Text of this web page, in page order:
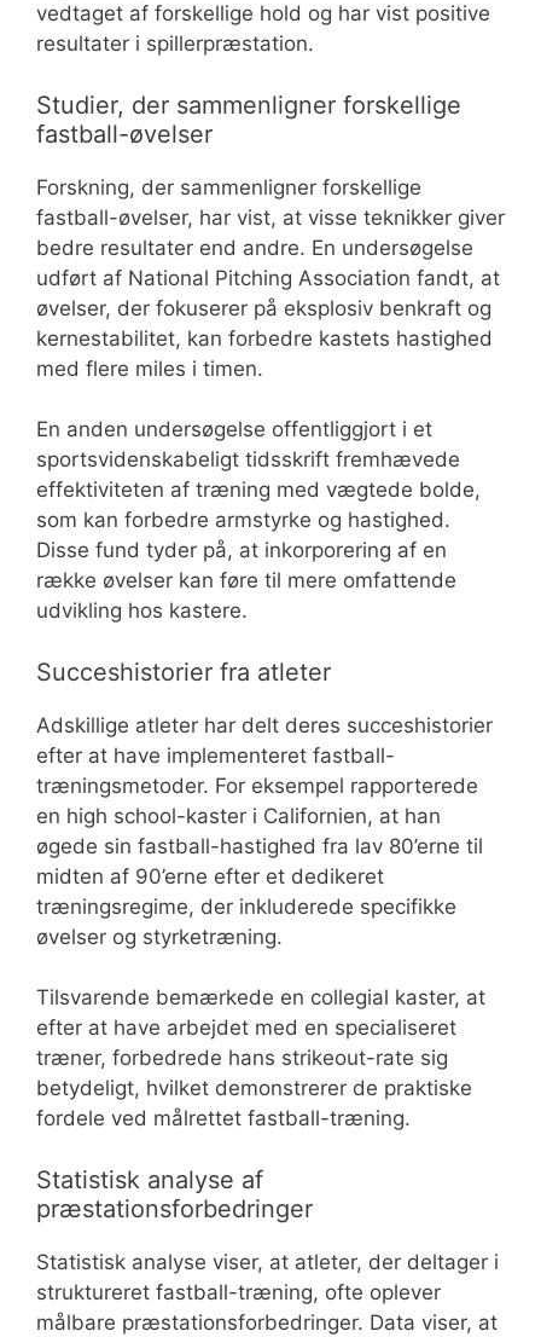
vedtaget af forskellige hold og har vist positive
resultater i spillerpræstation.
Studier, der sammenligner forskellige
fastball-øvelser
Forskning, der sammenligner forskellige
fastball-øvelser, har vist, at visse teknikker giver
bedre resultater end andre. En undersøgelse
udført af National Pitching Association fandt, at
øvelser, der fokuserer på eksplosiv benkraft og
kernestabilitet, kan forbedre kastets hastighed
med flere miles i timen.
En anden undersøgelse offentliggjort i et
sportsvidenskabeligt tidsskrift fremhævede
effektiviteten af træning med vægtede bolde,
som kan forbedre armstyrke og hastighed.
Disse fund tyder på, at inkorporering af en
række øvelser kan føre til mere omfattende
udvikling hos kastere.
Succeshistorier fra atleter
Adskillige atleter har delt deres succeshistorier
efter at have implementeret fastball-
træningsmetoder. For eksempel rapporterede
en high school-kaster i Californien, at han
øgede sin fastball-hastighed fra lav 80’erne til
midten af 90’erne efter et dedikeret
træningsregime, der inkluderede specifikke
øvelser og styrketræning.
Tilsvarende bemærkede en collegial kaster, at
efter at have arbejdet med en specialiseret
træner, forbedrede hans strikeout-rate sig
betydeligt, hvilket demonstrerer de praktiske
fordele ved målrettet fastball-træning.
Statistisk analyse af
præstationsforbedringer
Statistisk analyse viser, at atleter, der deltager i
struktureret fastball-træning, ofte oplever
målbare præstationsforbedringer. Data viser, at